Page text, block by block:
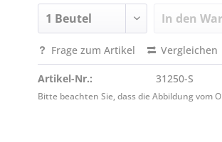
In den
Frage zum Artikel Vergleichen
Artikel-Nr.: 31250-S
Bitte beachten Sie, dass die Abbildung vom